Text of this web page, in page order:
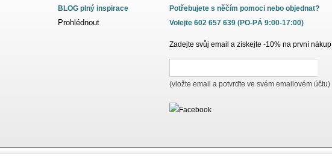
BLOG plný inspirace
Prohlédnout
Potřebujete s něčím pomoci nebo objednat?
Volejte 602 657 639 (PO-PÁ 9:00-17:00)
Zadejte svůj email a získejte -10% na první nákup
(vložte email a potvrďte ve svém emailovém účtu)